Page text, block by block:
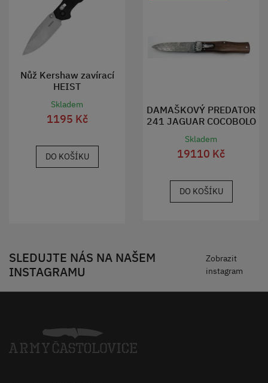
Nůž Kershaw zavírací
HEIST
Skladem
1195 Kč
DO KOŠÍKU
DAMAŠKOVÝ PREDATOR
241 JAGUAR COCOBOLO
Skladem
19110 Kč
DO KOŠÍKU
SLEDUJTE NÁS NA NAŠEM
INSTAGRAMU
Zobrazit
instagram